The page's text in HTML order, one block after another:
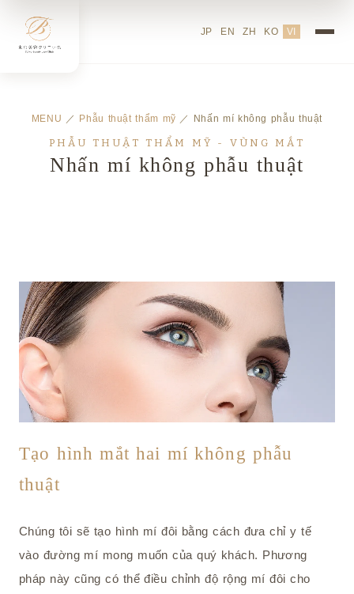
JP EN ZH KO VI
MENU ／ Phẫu thuật thẩm mỹ ／ Nhấn mí không phẫu thuật
PHẪU THUẬT THẨM MỸ - VÙNG MẮT
Nhấn mí không phẫu thuật
Tạo hình mắt hai mí không phẫu
thuật
Chúng tôi sẽ tạo hình mí đôi bằng cách đưa chỉ y tế
vào đường mí mong muốn của quý khách. Phương
pháp này cũng có thể điều chỉnh độ rộng mí đôi cho